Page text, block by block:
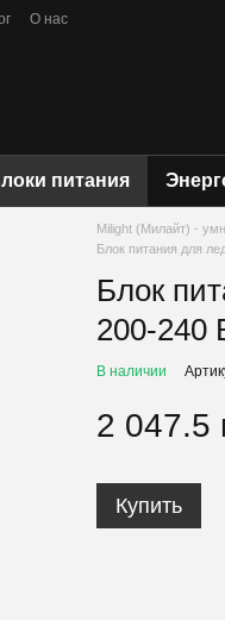
О нас
питания
Milight (Милайт) -
Блок питания для
Блок
200-240
В наличии
2 047.5
Купить